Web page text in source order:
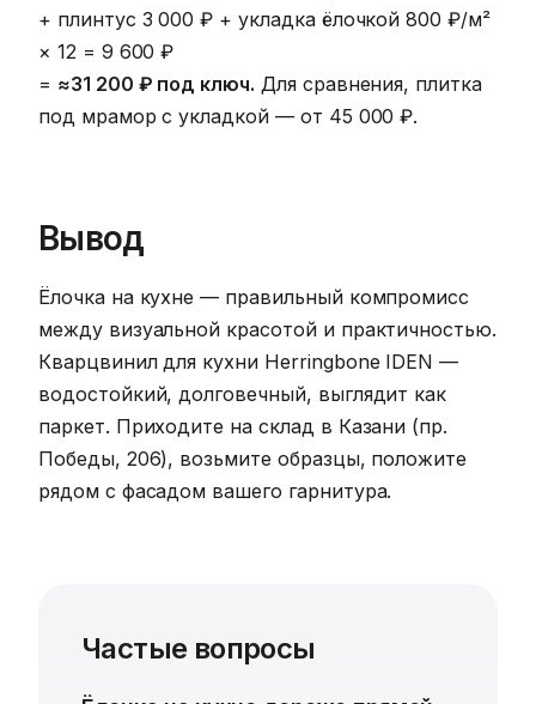
+ плинтус 3 000 ₽ + укладка ёлочкой 800 ₽/м²
× 12 = 9 600 ₽
= ≈31 200 ₽ под ключ. Для сравнения, плитка
под мрамор с укладкой — от 45 000 ₽.
Вывод
Ёлочка на кухне — правильный компромисс
между визуальной красотой и практичностью.
Кварцвинил для кухни Herringbone IDEN —
водостойкий, долговечный, выглядит как
паркет. Приходите на склад в Казани (пр.
Победы, 206), возьмите образцы, положите
рядом с фасадом вашего гарнитура.
Частые вопросы